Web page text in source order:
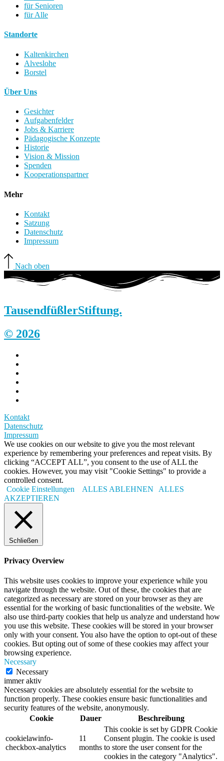
für Senioren
für Alle
Standorte
Kaltenkirchen
Alveslohe
Borstel
Über Uns
Gesichter
Aufgabenfelder
Jobs & Karriere
Pädagogische Konzepte
Historie
Vision & Mission
Spenden
Kooperationspartner
Mehr
Kontakt
Satzung
Datenschutz
Impressum
Nach oben
TausendfüßlerStiftung.
© 2026
Kontakt
Datenschutz
Impressum
We use cookies on our website to give you the most relevant
experience by remembering your preferences and repeat visits. By
clicking “ACCEPT ALL”, you consent to the use of ALL the
cookies. However, you may visit "Cookie Settings" to provide a
controlled consent.
Cookie Einstellungen
ALLES ABLEHNEN
ALLES
AKZEPTIEREN
Schließen
Privacy Overview
This website uses cookies to improve your experience while you
navigate through the website. Out of these, the cookies that are
categorized as necessary are stored on your browser as they are
essential for the working of basic functionalities of the website. We
also use third-party cookies that help us analyze and understand how
you use this website. These cookies will be stored in your browser
only with your consent. You also have the option to opt-out of these
cookies. But opting out of some of these cookies may affect your
browsing experience.
Necessary
Necessary
immer aktiv
Necessary cookies are absolutely essential for the website to
function properly. These cookies ensure basic functionalities and
security features of the website, anonymously.
Cookie
Dauer Beschreibung
cookielawinfo-
checkbox-analytics
11
months
This cookie is set by GDPR Cookie
Consent plugin. The cookie is used
to store the user consent for the
cookies in the category "Analytics".